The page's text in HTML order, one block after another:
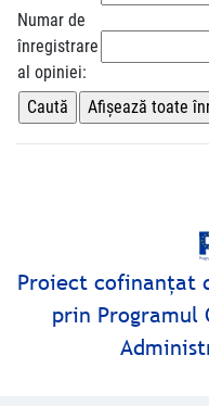
Numar de
înregistrare
al opiniei:
Proiect cofinanţat
prin Programul